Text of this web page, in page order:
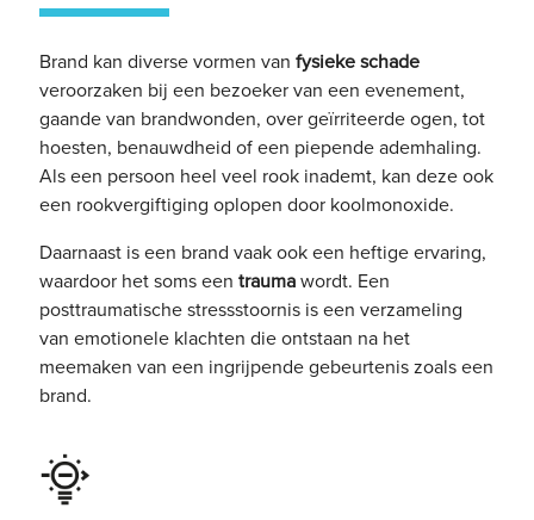
Brand kan diverse vormen van fysieke schade
veroorzaken bij een bezoeker van een evenement,
gaande van brandwonden, over geïrriteerde ogen, tot
hoesten, benauwdheid of een piepende ademhaling.
Als een persoon heel veel rook inademt, kan deze ook
een rookvergiftiging oplopen door koolmonoxide.
Daarnaast is een brand vaak ook een heftige ervaring,
waardoor het soms een traumawordt. Een
posttraumatische stressstoornis is een verzameling
van emotionele klachten die ontstaan na het
meemaken van een ingrijpende gebeurtenis zoals een
brand.